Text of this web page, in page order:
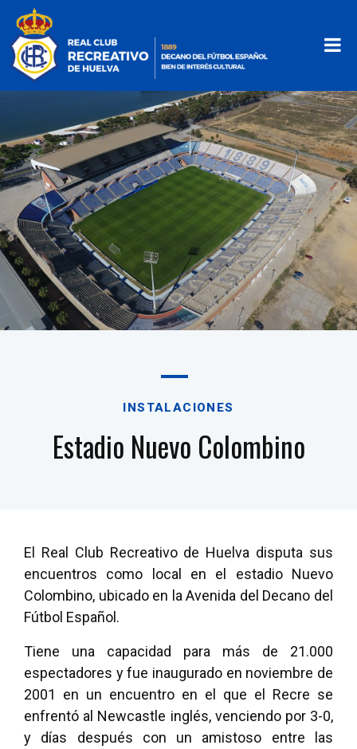
INSTALACIONES
Estadio Nuevo Colombino
El Real Club Recreativo de Huelva disputa sus
encuentros como local en el estadio Nuevo
Colombino, ubicado en la Avenida del Decano del
Fútbol Español.
Tiene una capacidad para más de 21.000
espectadores y fue inaugurado en noviembre de
2001 en un encuentro en el que el Recre se
enfrentó al Newcastle inglés, venciendo por 3-0,
y días después con un amistoso entre las